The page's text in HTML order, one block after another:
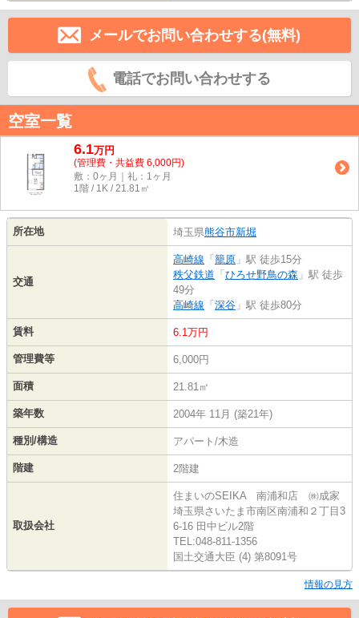
メールでお問い合わせする(無料)
電話でお問い合わせする
空室一覧
6.1万円
(管理費・共益費 6,000円)
敷：0ヶ月｜礼：1ヶ月
1階 / 1K / 21.81㎡
所在地 埼玉県熊谷市新堀
交通
高崎線 「 籠原 」駅 徒歩15分
秩父鉄道 「 ひろせ野鳥の森 」駅 徒歩
49分
高崎線 「 深谷 」駅 徒歩80分
賃料 6.1万円
管理費等 6,000円
面積 21.81㎡
築年数 2004年 11月 (築21年)
種別/構造 アパート/木造
階建 2階建
取扱会社
住まいのSEIKA 南浦和店 ㈱成家
埼玉県さいたま市南区南浦和２丁目3
6-16 田中ビル2階
TEL:048-811-1356
国土交通大臣 (4) 第8091号
情報の見方